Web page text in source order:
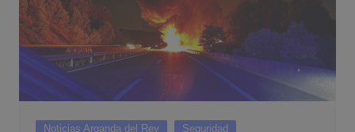
Noticias Arganda del Rey Seguridad